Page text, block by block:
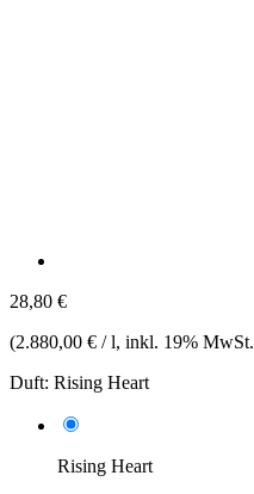
28,80 €
(2.880,00 € / l, inkl. 19% MwSt.
Duft: Rising Heart
Rising Heart